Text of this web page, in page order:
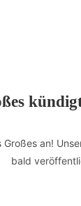
an!
bald